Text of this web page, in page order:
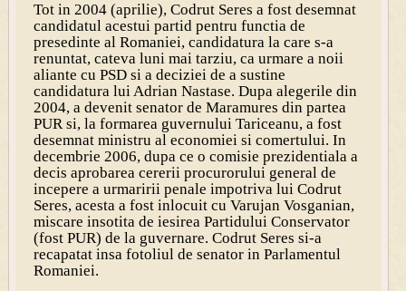
Tot in 2004 (aprilie), Codrut Seres a fost desemnat
candidatul acestui partid pentru functia de
presedinte al Romaniei, candidatura la care s-a
renuntat, cateva luni mai tarziu, ca urmare a noii
aliante cu PSD si a deciziei de a sustine
candidatura lui Adrian Nastase. Dupa alegerile din
2004, a devenit senator de Maramures din partea
PUR si, la formarea guvernului Tariceanu, a fost
desemnat ministru al economiei si comertului. In
decembrie 2006, dupa ce o comisie prezidentiala a
decis aprobarea cererii procurorului general de
incepere a urmaririi penale impotriva lui Codrut
Seres, acesta a fost inlocuit cu Varujan Vosganian,
miscare insotita de iesirea Partidului Conservator
(fost PUR) de la guvernare. Codrut Seres si-a
recapatat insa fotoliul de senator in Parlamentul
Romaniei.